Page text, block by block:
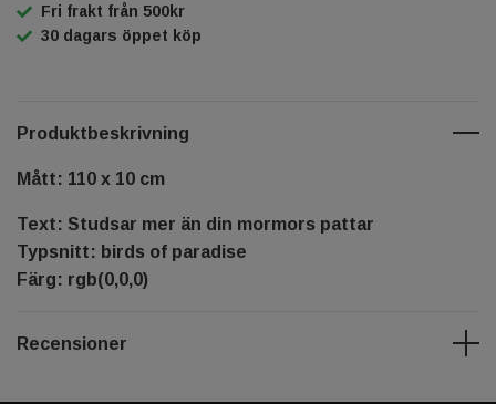
Fri frakt från 500kr
30 dagars öppet köp
Produktbeskrivning
Mått: 110 x 10 cm
Text: Studsar mer än din mormors pattar
Typsnitt: birds of paradise
Färg: rgb(0,0,0)
Recensioner